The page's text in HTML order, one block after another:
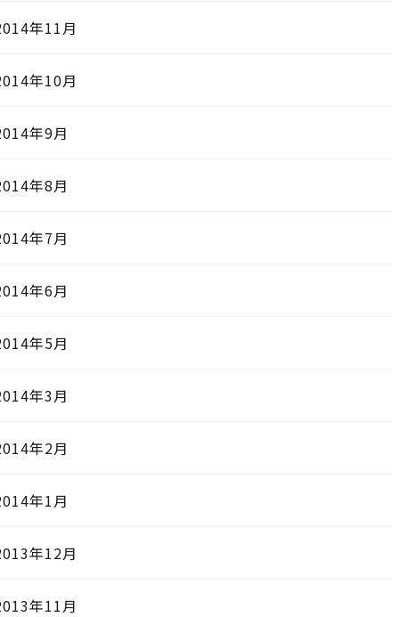
年11月
年10月
年9月
年8月
年7月
年6月
年5月
年3月
年2月
年1月
年12月
年11月